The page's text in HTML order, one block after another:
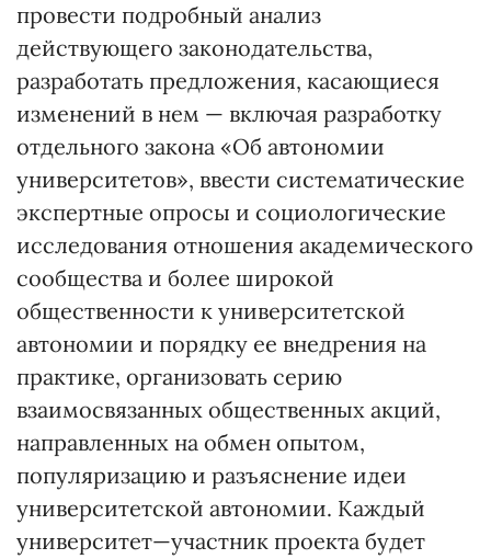
провести подробный анализ
действующего законодательства,
разработать предложения, касающиеся
изменений в нем — включая разработку
отдельного закона «Об автономии
университетов», ввести систематические
экспертные опросы и социологические
исследования отношения академического
сообщества и более широкой
общественности к университетской
автономии и порядку ее внедрения на
практике, организовать серию
взаимосвязанных общественных акций,
направленных на обмен опытом,
популяризацию и разъяснение идеи
университетской автономии. Каждый
университет—участник проекта будет